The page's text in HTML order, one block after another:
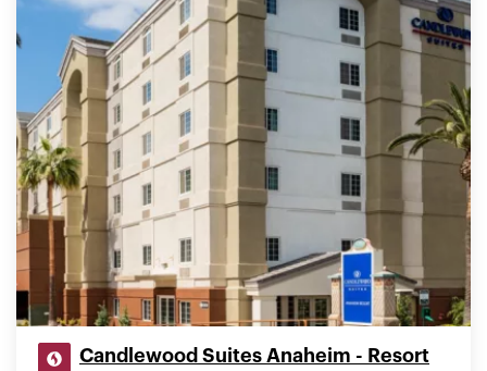
Candlewood Suites Anaheim - Resort